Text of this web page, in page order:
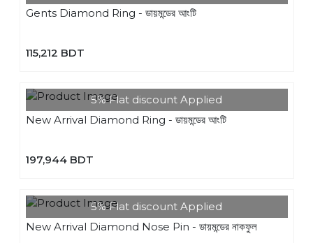
Gents Diamond Ring - ডায়মন্ডের আংটি
115,212 BDT
5% Flat discount Applied
New Arrival Diamond Ring - ডায়মন্ডের আংটি
197,944 BDT
5% Flat discount Applied
New Arrival Diamond Nose Pin - ডায়মন্ডের নাকফুল